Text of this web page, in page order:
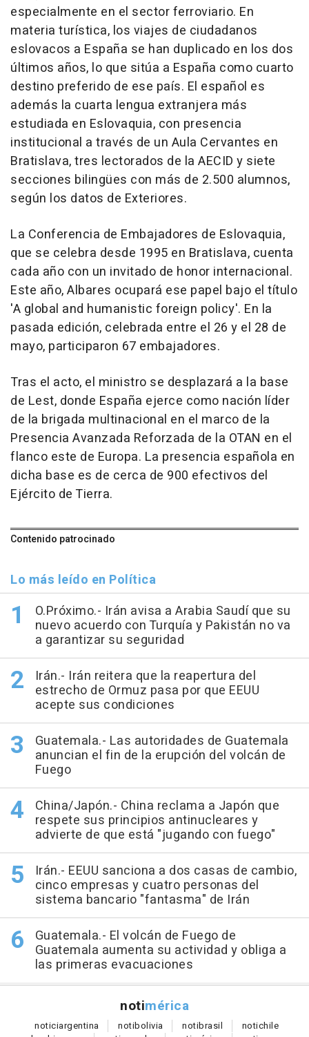
especialmente en el sector ferroviario. En
materia turística, los viajes de ciudadanos
eslovacos a España se han duplicado en los dos
últimos años, lo que sitúa a España como cuarto
destino preferido de ese país. El español es
además la cuarta lengua extranjera más
estudiada en Eslovaquia, con presencia
institucional a través de un Aula Cervantes en
Bratislava, tres lectorados de la AECID y siete
secciones bilingües con más de 2.500 alumnos,
según los datos de Exteriores.
La Conferencia de Embajadores de Eslovaquia,
que se celebra desde 1995 en Bratislava, cuenta
cada año con un invitado de honor internacional.
Este año, Albares ocupará ese papel bajo el título
'A global and humanistic foreign policy'. En la
pasada edición, celebrada entre el 26 y el 28 de
mayo, participaron 67 embajadores.
Tras el acto, el ministro se desplazará a la base
de Lest, donde España ejerce como nación líder
de la brigada multinacional en el marco de la
Presencia Avanzada Reforzada de la OTAN en el
flanco este de Europa. La presencia española en
dicha base es de cerca de 900 efectivos del
Ejército de Tierra.
Contenido patrocinado
Lo más leído en Política
O.Próximo.- Irán avisa a Arabia Saudí que su
nuevo acuerdo con Turquía y Pakistán no va
a garantizar su seguridad
Irán.- Irán reitera que la reapertura del
estrecho de Ormuz pasa por que EEUU
acepte sus condiciones
Guatemala.- Las autoridades de Guatemala
anuncian el fin de la erupción del volcán de
Fuego
China/Japón.- China reclama a Japón que
respete sus principios antinucleares y
advierte de que está "jugando con fuego"
Irán.- EEUU sanciona a dos casas de cambio,
cinco empresas y cuatro personas del
sistema bancario "fantasma" de Irán
Guatemala.- El volcán de Fuego de
Guatemala aumenta su actividad y obliga a
las primeras evacuaciones
notimérica
noticiargentina notibolivia notibrasil notichile